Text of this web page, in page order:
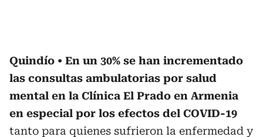
Quindío
En un 30% se han incrementado
las consultas ambulatorias por salud
mental en la Clínica El Prado en Armenia
en especial por los efectos del COVID-19
tanto para quienes sufrieron la enfermedad y